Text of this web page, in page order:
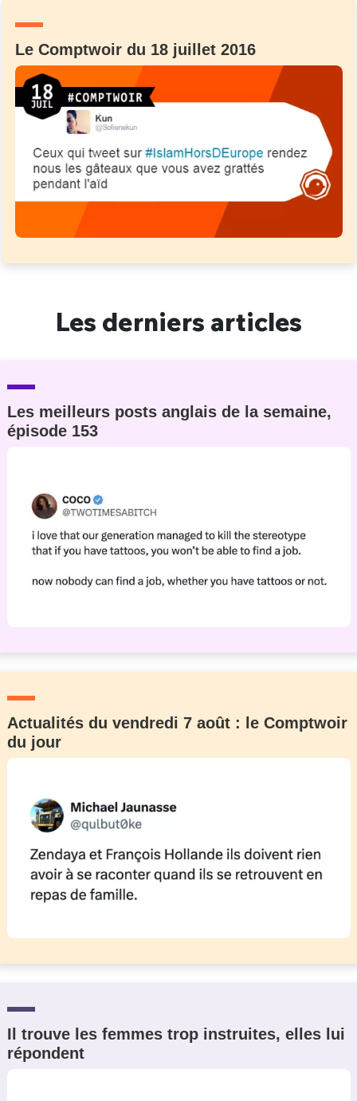
Le Comptwoir du 18 juillet 2016
Les derniers articles
Les meilleurs posts anglais de la semaine,
épisode 153
Actualités du vendredi 7 août : le Comptwoir
du jour
Il trouve les femmes trop instruites, elles lui
répondent
Un Thread
C'EST PARTI